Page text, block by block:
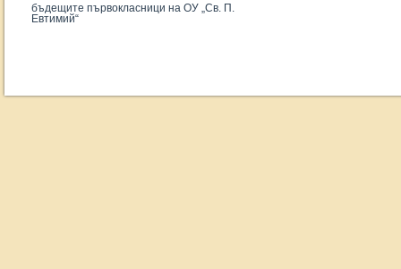
бъдещите първокласници на ОУ „Св. П.
Евтимий“